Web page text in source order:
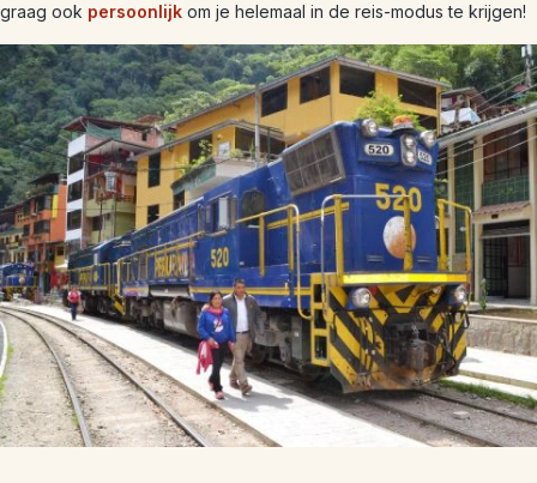
graag ook persoonlijk om je helemaal in de reis-modus te krijgen!